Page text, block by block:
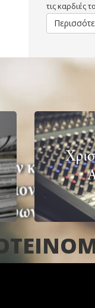
τις καρδιές